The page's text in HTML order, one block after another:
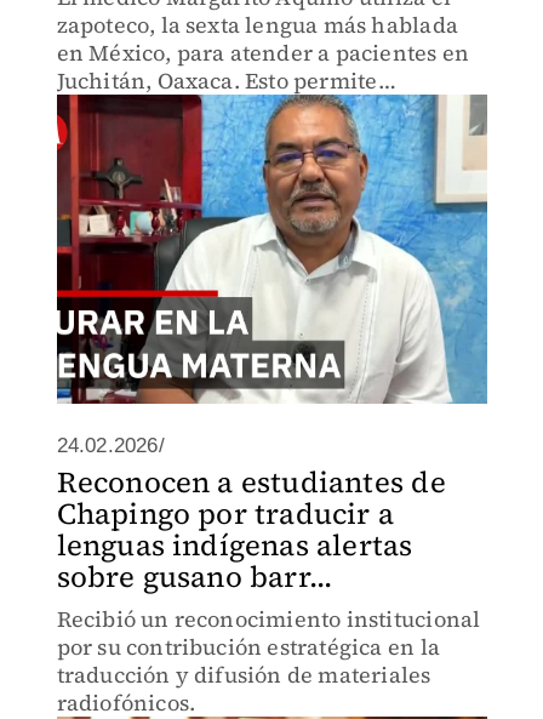
zapoteco, la sexta lengua más hablada
en México, para atender a pacientes en
Juchitán, Oaxaca. Esto permite
diagnósticos más precisos y genera
confianza en adultos mayores que no
hablan español.
24.02.2026/
Reconocen a estudiantes de
Chapingo por traducir a
lenguas indígenas alertas
sobre gusano barr...
Recibió un reconocimiento institucional
por su contribución estratégica en la
traducción y difusión de materiales
radiofónicos.